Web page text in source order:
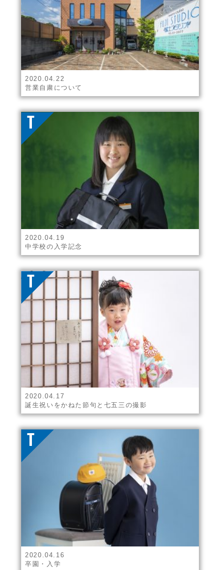
2020.04.22
営業自粛について
2020.04.19
中学校の入学記念
2020.04.17
誕生祝いをかねた節句と七五三の撮影
2020.04.16
卒園・入学